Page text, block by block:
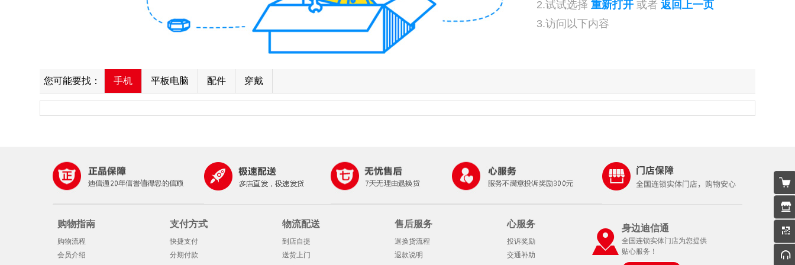
2.试试选择 重新打开 或者 返回上一页
3.访问以下内容
您可能要找： 手机 平板电脑 配件 穿戴
购物指南
购物流程
会员介绍
支付方式
快捷支付
分期付款
物流配送
到店自提
送货上门
售后服务
退换货流程
退款说明
心服务
投诉奖励
交通补助
身边迪信通
全国连锁实体门店为您提供
贴心服务！